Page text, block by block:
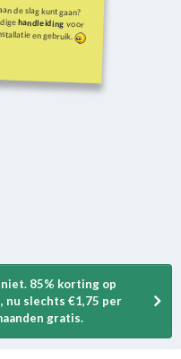
de slag kunt gaan?
handleiding voor
en gebruik.
85% korting op
nu slechts €1,75 per
gratis.